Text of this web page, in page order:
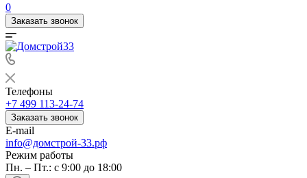
0
Заказать звонок
Телефоны
+7 499 113-24-74
Заказать звонок
E-mail
info@домстрой-33.рф
Режим работы
Пн. – Пт.: с 9:00 до 18:00